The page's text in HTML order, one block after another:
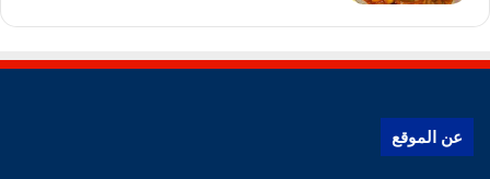
عن الموقع